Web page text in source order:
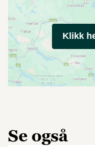
Klikk
Se også